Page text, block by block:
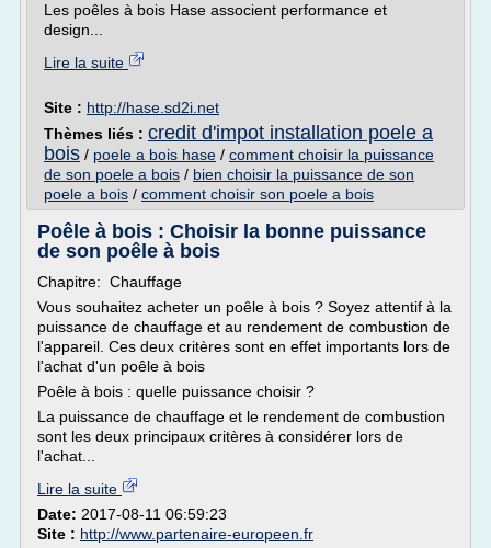
Les poêles à bois Hase associent performance et
design...
Lire la suite
Site : http://hase.sd2i.net
Thèmes liés : credit d'impot installation poele a
bois / poele a bois hase / comment choisir la puissance
de son poele a bois / bien choisir la puissance de son
poele a bois / comment choisir son poele a bois
Poêle à bois : Choisir la bonne puissance
de son poêle à bois
Chapitre: Chauffage
Vous souhaitez acheter un poêle à bois ? Soyez attentif à la
puissance de chauffage et au rendement de combustion de
l'appareil. Ces deux critères sont en effet importants lors de
l'achat d'un poêle à bois
Poêle à bois : quelle puissance choisir ?
La puissance de chauffage et le rendement de combustion
sont les deux principaux critères à considérer lors de
l'achat...
Lire la suite
Date: 2017-08-11 06:59:23
Site : http://www.partenaire-europeen.fr